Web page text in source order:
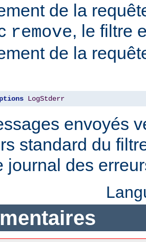
de la
remove, le filtre
de la
LogStderr
envoyés
standard du
journal des